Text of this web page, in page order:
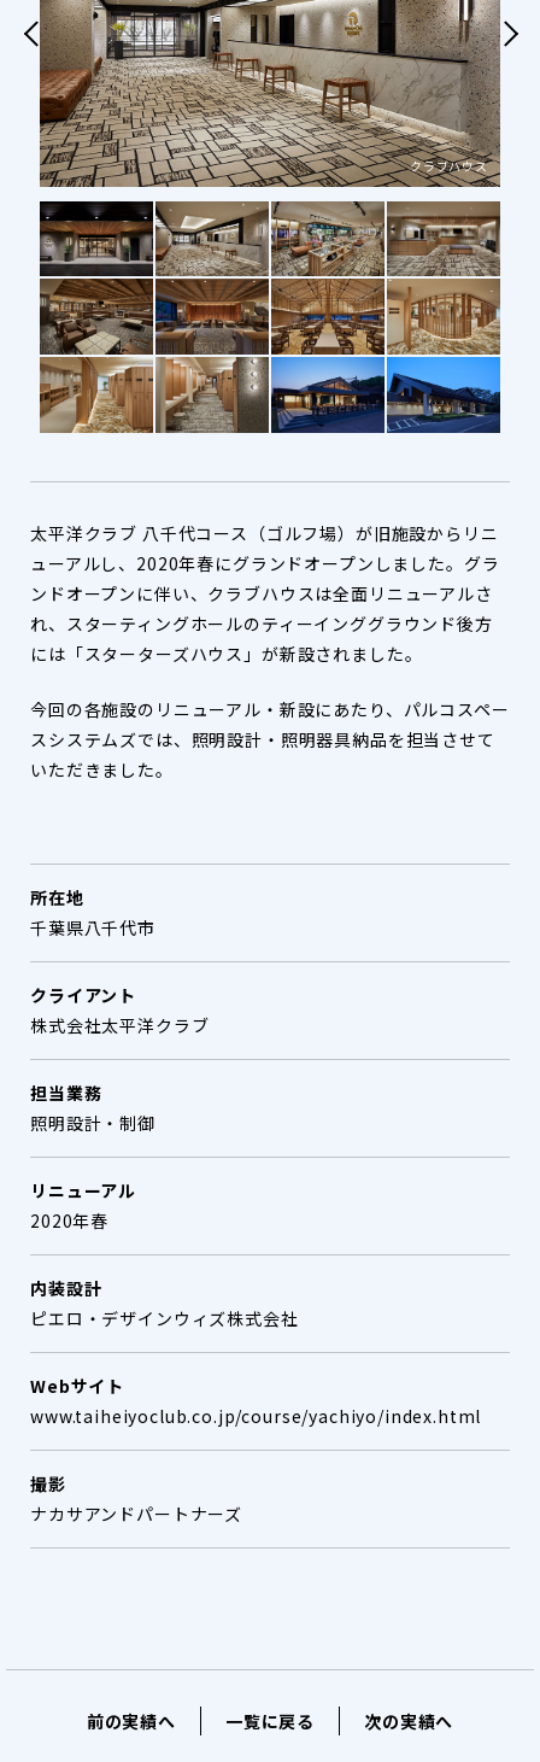
クラブハウス
太平洋クラブ 八千代コース（ゴルフ場）が旧施設からリニ
ューアルし、2020年春にグランドオープンしました。グラ
ンドオープンに伴い、クラブハウスは全面リニューアルさ
れ、スターティングホールのティーインググラウンド後方
には「スターターズハウス」が新設されました。
今回の各施設のリニューアル・新設にあたり、パルコスペー
スシステムズでは、照明設計・照明器具納品を担当させて
いただきました。
所在地
千葉県八千代市
クライアント
株式会社太平洋クラブ
担当業務
照明設計・制御
リニューアル
2020年春
内装設計
ピエロ・デザインウィズ株式会社
Webサイト
www.taiheiyoclub.co.jp/course/yachiyo/index.html
撮影
ナカサアンドパートナーズ
前の実績へ 一覧に戻る 次の実績へ